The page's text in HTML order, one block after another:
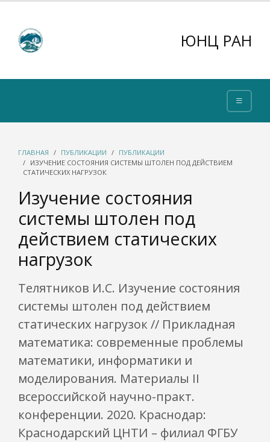
ЮНЦ РАН
ГЛАВНАЯ ПУБЛИКАЦИИ
ПУБЛИКАЦИИ
ИЗУЧЕНИЕ СОСТОЯНИЯ СИСТЕМЫ ШТОЛЕН ПОД ДЕЙСТВИЕМ
СТАТИЧЕСКИХ НАГРУЗОК
Изучение состояния
системы штолен под
действием статических
нагрузок
Телятников И.С. Изучение состояния
системы штолен под действием
статических нагрузок // Прикладная
математика: современные проблемы
математики, информатики и
моделирования. Материалы II
всероссийской научно-практ.
конференции. 2020. Краснодар:
Краснодарский ЦНТИ – филиал ФГБУ